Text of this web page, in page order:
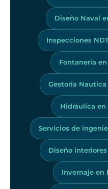
Diseño Naval
Inspecciones
Fontanería
Gestoria
Hidráulica
Servicios de
Diseño
Invernaje en